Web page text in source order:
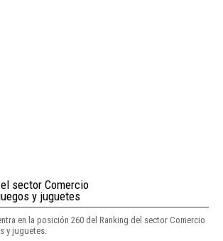
sector Comercio
y juguetes
en la posición 260 del Ranking del sector Comercio
y juguetes.